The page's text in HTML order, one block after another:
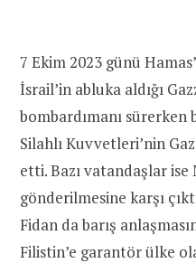
7 Ekim 2023 günü
İsrail’in abluka aldığı
bombardımanı sürerken
Silahlı Kuvvetleri’nin
etti. Bazı vatandaşlar ise
gönderilmesine karşı
Fidan da barış
Filistin’e garantör ülke